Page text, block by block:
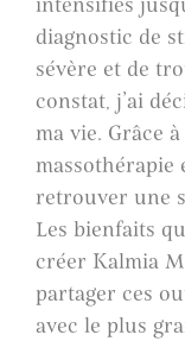
diagnostic de
sévère et de
constat, j’ai
ma vie. Grâce
massothérapie
retrouver une
Les bienfaits
créer Kalmia
partager ces
avec le plus